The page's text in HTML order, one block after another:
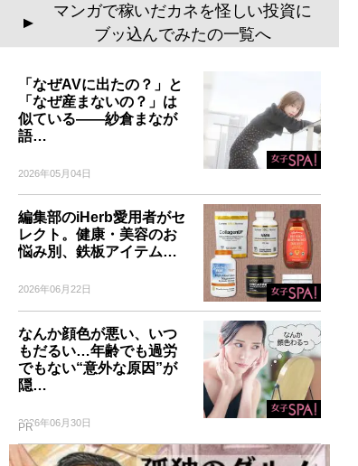
▲
マンガで稼いだカネを怪しい投資に
ブッ込んでみたの一覧へ
「なぜAVに出たの？」と
「なぜ産まないの？」は
似ている――紗倉まなが
語…
2026年05月04日
編集部のiHerb愛用者がセ
レクト。健康・美容のお
悩み別、鉄板アイテム…
2026年06月22日
なんか顔色が悪い、いつ
もだるい…年齢でも過労
でもない“意外な原因”が
隠…
2026年06月30日
PR